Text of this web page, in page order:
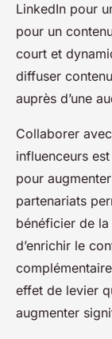
LinkedIn pour
pour un
court et
diffuser
auprès d’une
Collaborer
influenceurs
pour
partenariats
bénéficier de
d’enrichir le
effet de levier
augmenter